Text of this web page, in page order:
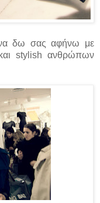
δω σας αφήνω με
stylish ανθρώπων